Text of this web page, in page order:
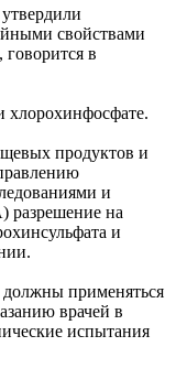
свойствами
в
хлорохинфосфате.
продуктов и
и
на
и
должны применяться
врачей в
испытания